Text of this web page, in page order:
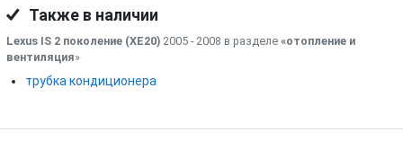
Также в наличии
Lexus IS 2 поколение (XE20) 2005 - 2008 в разделе «отопление и
вентиляция»
трубка кондиционера